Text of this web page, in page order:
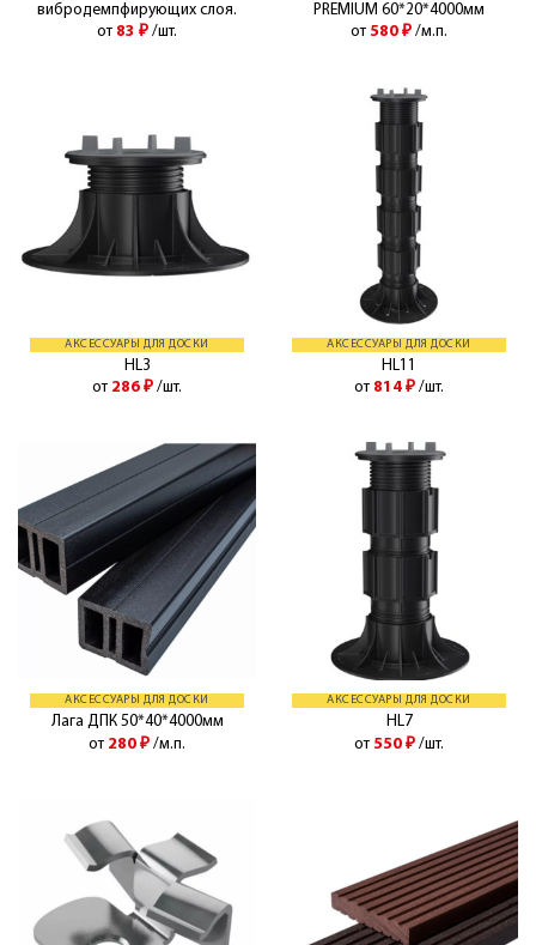
вибродемпфирующих слоя.
от 83 ₽ /шт.
PREMIUM 60*20*4000мм
от 580 ₽ /м.п.
АКСЕССУАРЫ ДЛЯ ДОСКИ
HL3
от 286 ₽ /шт.
АКСЕССУАРЫ ДЛЯ ДОСКИ
HL11
от 814 ₽ /шт.
АКСЕССУАРЫ ДЛЯ ДОСКИ
Лага ДПК 50*40*4000мм
от 280 ₽ /м.п.
АКСЕССУАРЫ ДЛЯ ДОСКИ
HL7
от 550 ₽ /шт.